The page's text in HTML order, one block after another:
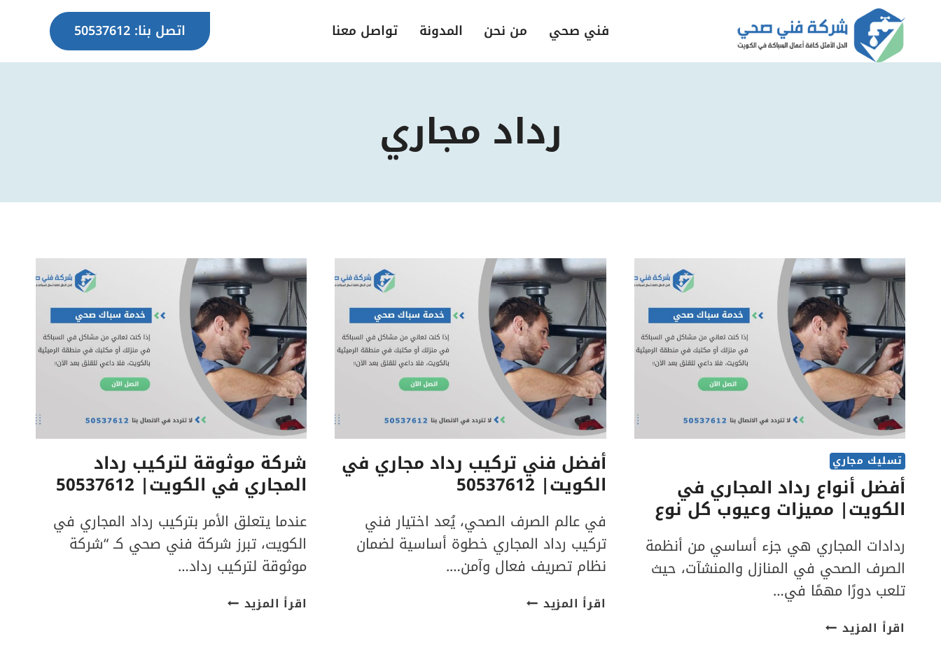
التجاوز
المحتوى
فني صحي من نحن المدونة تواصل معنا اتصل بنا: 50537612
رداد مجاري
تسليك مجاري
أفضل أنواع رداد المجاري في
الكويت| مميزات وعيوب كل نوع
ردادات المجاري هي جزء أساسي من أنظمة
الصرف الصحي في المنازل والمنشآت، حيث
تلعب دورًا مهمًا في…
اقرأ المزيد أفضل
أفضل فني تركيب رداد مجاري في
الكويت| 50537612
في عالم الصرف الصحي، يُعد اختيار فني
تركيب رداد المجاري خطوة أساسية لضمان
نظام تصريف فعال وآمن….
اقرأ المزيد أفضل
شركة موثوقة لتركيب رداد
المجاري في الكويت| 50537612
عندما يتعلق الأمر بتركيب رداد المجاري في
الكويت، تبرز شركة فني صحي كـ “شركة
موثوقة لتركيب رداد…
اقرأ المزيد شركة